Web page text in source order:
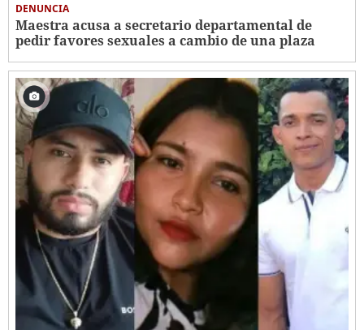
DENUNCIA
Maestra acusa a secretario departamental de
pedir favores sexuales a cambio de una plaza